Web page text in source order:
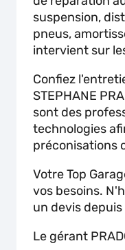
suspension,
pneus,
intervient sur
Confiez
STEPHANE
sont des
technologies
préconisations
Votre Top
vos besoins.
un devis
Le gérant